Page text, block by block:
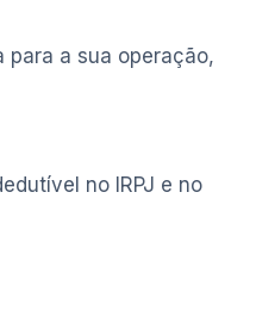
para a sua operação,
no IRPJ e no